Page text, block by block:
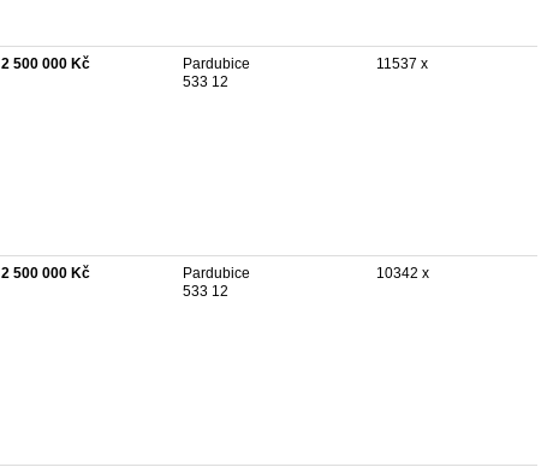
2 500 000 Kč
Pardubice
533 12
11537 x
2 500 000 Kč
Pardubice
533 12
10342 x